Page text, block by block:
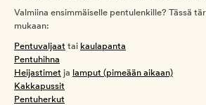
Valmiina ensimmäiselle pentulenkille? Tässä
mukaan:
Pentuvaljaat tai kaulapanta
Pentuhihna
Heijastimet ja lamput (pimeään aikaan)
Kakkapussit
Pentuherkut